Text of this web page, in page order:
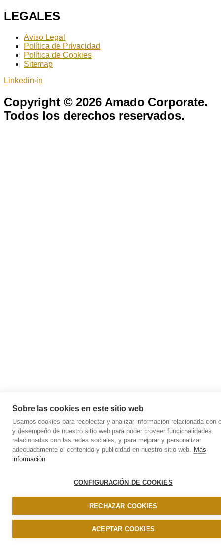
LEGALES
Aviso Legal
Política de Privacidad
Política de Cookies
Sitemap
Linkedin-in
Copyright © 2026 Amado Corporate.
Todos los derechos reservados.
Sobre las cookies en este sitio web
Usamos cookies para recolectar y analizar información relacionada con
y desempeño de nuestro sitio web para poder proveer funcionalidades
relacionadas con las redes sociales, y para mejorar y personalizar
adecuadamente el contenido y publicidad en nuestro sitio web. Más
información
CONFIGURACIÓN DE COOKIES
RECHAZAR COOKIES
ACEPTAR COOKIES